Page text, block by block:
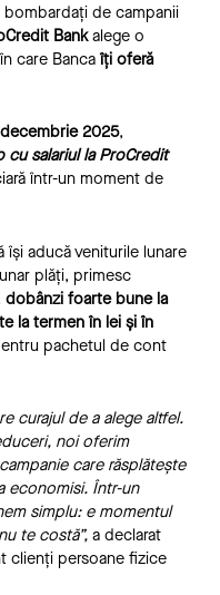
de campanii
Bankalege o
care Bancaîți oferă
2025,
cu salariul la ProCredit
într-un moment de
își aducă veniturile lunare
plăți, primesc
dobânzi foarte bune la
la termenîn lei și în
pachetul de cont
curajul de a alege altfel.
noi oferim
care răsplătește
economisi. Într-un
simplu: e momentul
te costă”, a declarat
clienți persoane fizice